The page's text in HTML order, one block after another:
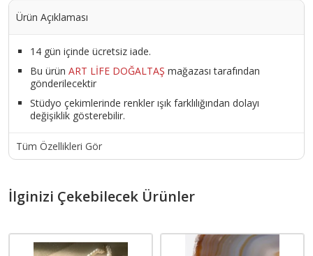
Ürün Açıklaması
14 gün içinde ücretsiz iade.
Bu ürün ART LİFE DOĞALTAŞ mağazası tarafından
gönderilecektir
Stüdyo çekimlerinde renkler ışık farklılığından dolayı
değişiklik gösterebilir.
Tüm Özellikleri Gör
İlginizi Çekebilecek Ürünler